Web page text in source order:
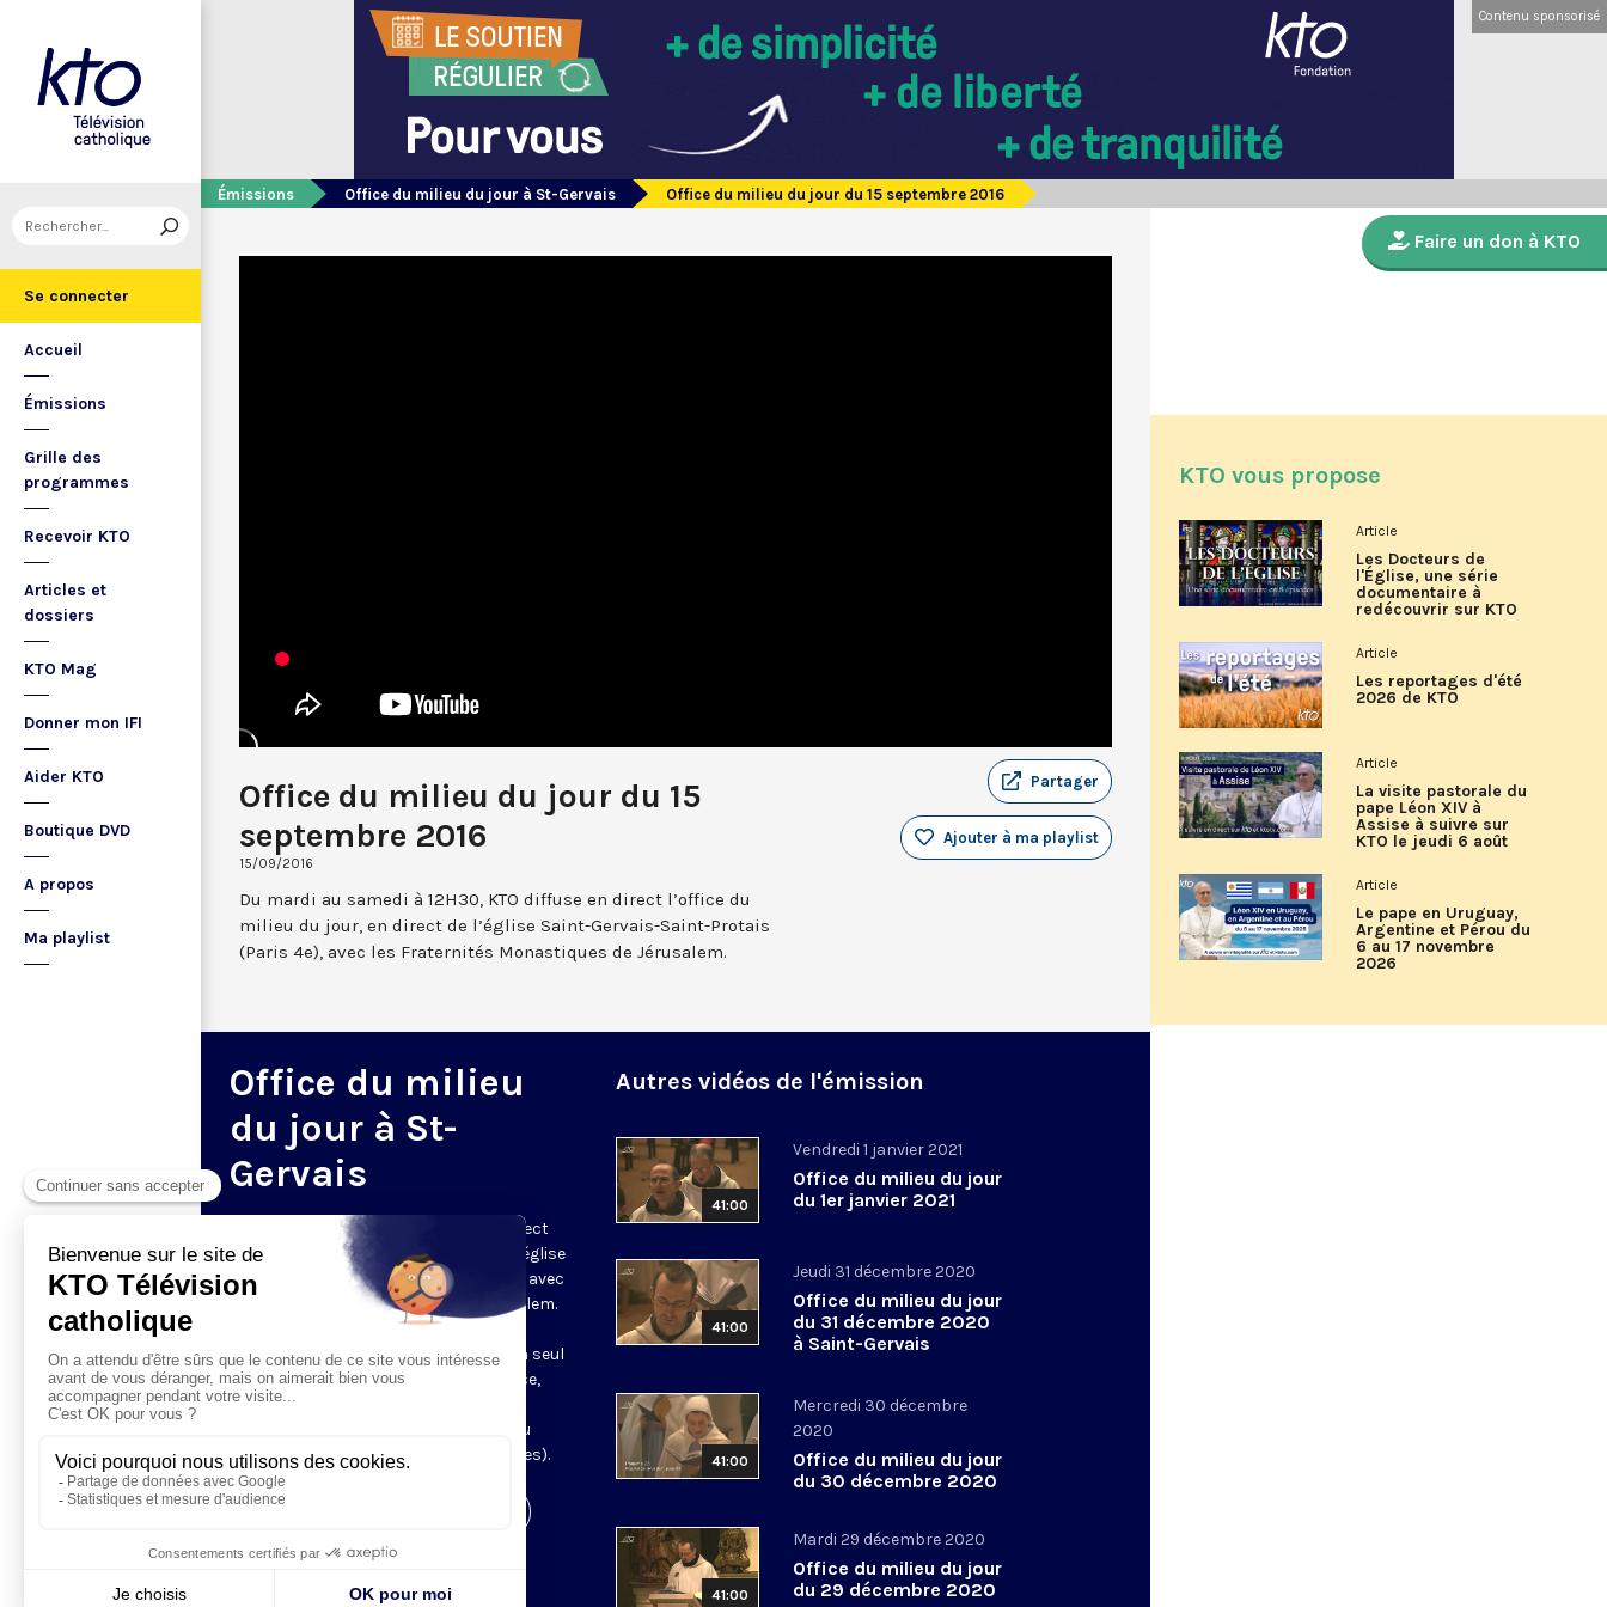
Se connecter
Accueil
Émissions
Grille des
programmes
Recevoir KTO
Articles et
dossiers
KTO Mag
Donner mon IFI
Aider KTO
Boutique DVD
A propos
Ma playlist
Contenu sponsorisé
Émissions Office du milieu du jour à St-Gervais Office du milieu du jour du 15 septembre 2016
Office du milieu du jour du 15
septembre 2016
15/09/2016
Partager
Ajouter à ma playlist
Du mardi au samedi à 12H30, KTO diffuse en direct l’office du
milieu du jour, en direct de l’église Saint-Gervais-Saint-Protais
(Paris 4e), avec les Fraternités Monastiques de Jérusalem.
Office du milieu
du jour à St-
Gervais
Du mardi au samedi, KTO diffuse en direct
l’office du milieu du jour, en direct de l’église
Saint-Gervais-Saint-Protais (Paris 4e), avec
les Fraternités Monastiques de Jérusalem.
L’Office du Milieu du Jour regroupe, en
particulier, «au milieu du jour» et en un seul
office, les heures monastiques de Tierce,
Sexte et None. Il permet à l’Église de
retrouver son Seigneur entre l’office du
matin (Laudes) et l’office du soir (Vêpres).
Autres vidéos de l'émission
41:00
Vendredi 1 janvier 2021
Office du milieu du jour
du 1er janvier 2021
41:00
Jeudi 31 décembre 2020
Office du milieu du jour
du 31 décembre 2020
à Saint-Gervais
41:00
Mercredi 30 décembre
2020
Office du milieu du jour
du 30 décembre 2020
41:00
Mardi 29 décembre 2020
Office du milieu du jour
du 29 décembre 2020
Faire un don à KTO
KTO vous propose
Article
Les Docteurs de
l'Église, une série
documentaire à
redécouvrir sur KTO
Article
Les reportages d'été
2026 de KTO
Article
La visite pastorale du
pape Léon XIV à
Assise à suivre sur
KTO le jeudi 6 août
Article
Le pape en Uruguay,
Argentine et Pérou du
6 au 17 novembre
2026